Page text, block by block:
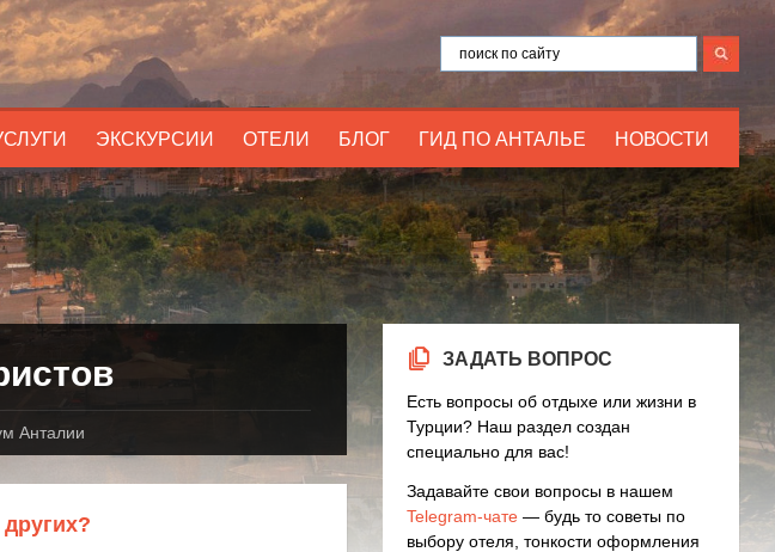
ЭКСКУРСИИ ОТЕЛИ БЛОГ ГИД ПО АНТАЛЬЕ НОВОСТИ
Анталии
ЗАДАТЬ ВОПРОС
Есть вопросы об отдыхе или жизни в
Турции? Наш раздел создан
специально для вас!
Задавайте свои вопросы в нашем
Telegram-чате— будь то советы по
выбору отеля, тонкости оформления